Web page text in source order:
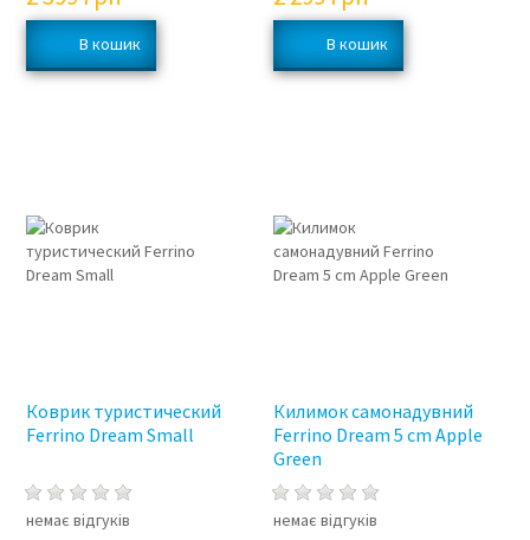
Коврик туристический
Ferrino Dream Small
немає відгуків
Килимок самонадувний
Ferrino Dream 5 cm Apple
Green
немає відгуків